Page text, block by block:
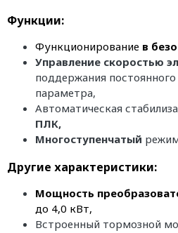
Функции:
Функционирование в
Управление скоростью
поддержания постоянного
параметра,
Автоматическая
ПЛК,
Многоступенчатый
Другие характеристики:
Мощность
до 4,0 кВт,
Встроенный тормозной